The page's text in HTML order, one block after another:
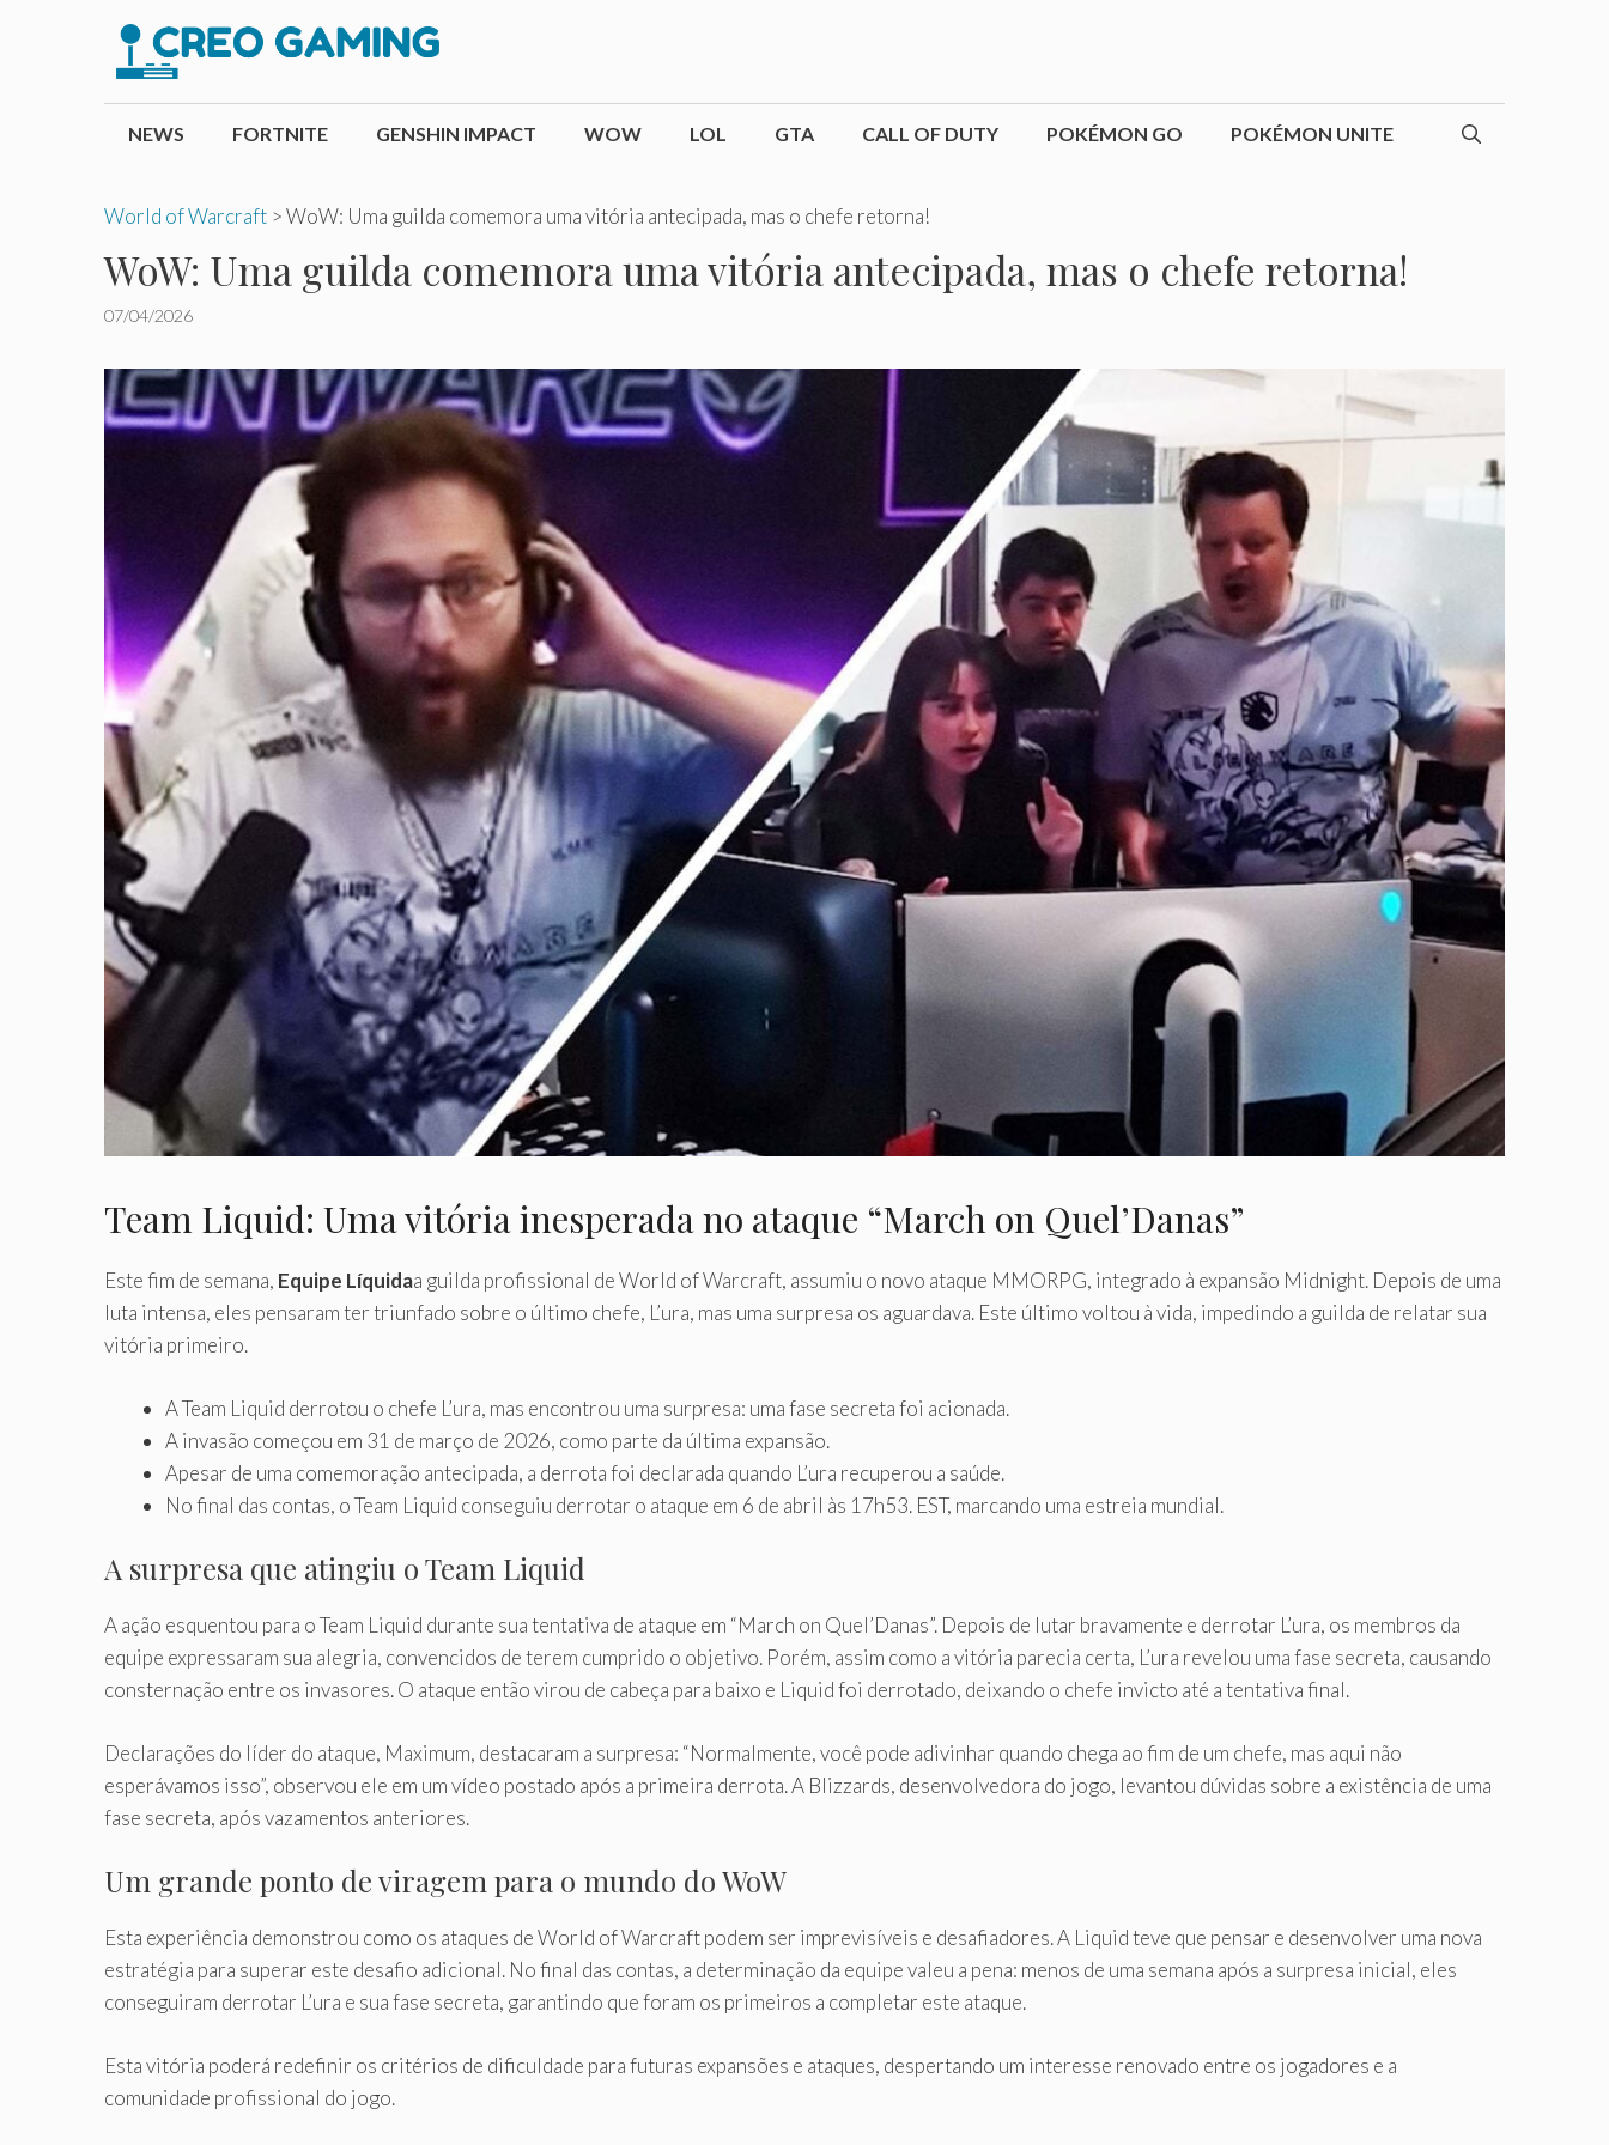
conteúdo
NEWS FORTNITE GENSHIN IMPACT WOW LOL GTA CALL OF DUTY POKÉMON GO POKÉMON UNITE
World of Warcraft >WoW: Uma guilda comemora uma vitória antecipada, mas o chefe retorna!
WoW: Uma guilda comemora uma vitória antecipada, mas o chefe retorna!
07/04/2026
Team Liquid: Uma vitória inesperada no ataque “March on Quel’Danas”
Este fim de semana, Equipe Líquidaa guilda profissional de World of Warcraft, assumiu o novo ataque MMORPG, integrado à expansão Midnight. Depois de uma
luta intensa, eles pensaram ter triunfado sobre o último chefe, L’ura, mas uma surpresa os aguardava. Este último voltou à vida, impedindo a guilda de relatar sua
vitória primeiro.
A Team Liquid derrotou o chefe L’ura, mas encontrou uma surpresa: uma fase secreta foi acionada.
A invasão começou em 31 de março de 2026, como parte da última expansão.
Apesar de uma comemoração antecipada, a derrota foi declarada quando L’ura recuperou a saúde.
No final das contas, o Team Liquid conseguiu derrotar o ataque em 6 de abril às 17h53. EST, marcando uma estreia mundial.
A surpresa que atingiu o Team Liquid
A ação esquentou para o Team Liquid durante sua tentativa de ataque em “March on Quel’Danas”. Depois de lutar bravamente e derrotar L’ura, os membros da
equipe expressaram sua alegria, convencidos de terem cumprido o objetivo. Porém, assim como a vitória parecia certa, L’ura revelou uma fase secreta, causando
consternação entre os invasores. O ataque então virou de cabeça para baixo e Liquid foi derrotado, deixando o chefe invicto até a tentativa final.
Declarações do líder do ataque, Maximum, destacaram a surpresa: “Normalmente, você pode adivinhar quando chega ao fim de um chefe, mas aqui não
esperávamos isso”, observou ele em um vídeo postado após a primeira derrota. A Blizzards, desenvolvedora do jogo, levantou dúvidas sobre a existência de uma
fase secreta, após vazamentos anteriores.
Um grande ponto de viragem para o mundo do WoW
Esta experiência demonstrou como os ataques de World of Warcraft podem ser imprevisíveis e desafiadores. A Liquid teve que pensar e desenvolver uma nova
estratégia para superar este desafio adicional. No final das contas, a determinação da equipe valeu a pena: menos de uma semana após a surpresa inicial, eles
conseguiram derrotar L’ura e sua fase secreta, garantindo que foram os primeiros a completar este ataque.
Esta vitória poderá redefinir os critérios de dificuldade para futuras expansões e ataques, despertando um interesse renovado entre os jogadores e a
comunidade profissional do jogo.